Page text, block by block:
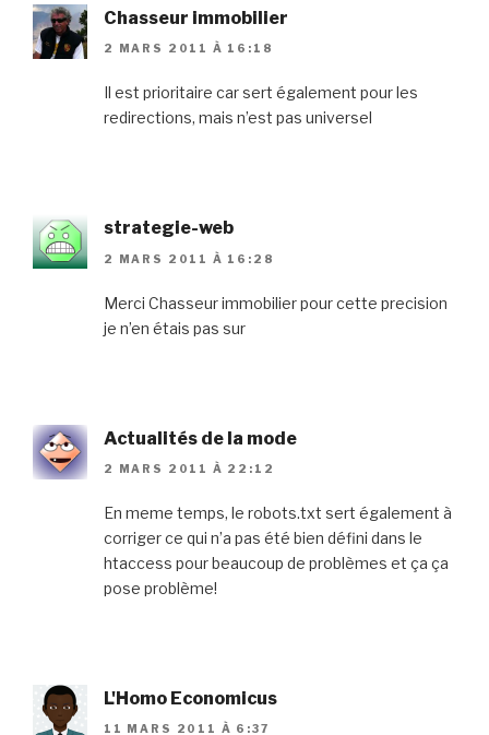
Chasseur immobilier
2 MARS 2011 À 16:18
Il est prioritaire car sert également pour les
redirections, mais n’est pas universel
strategie-web
2 MARS 2011 À 16:28
Merci Chasseur immobilier pour cette precision
je n’en étais pas sur
Actualités de la mode
2 MARS 2011 À 22:12
En meme temps, le robots.txt sert également à
corriger ce qui n’a pas été bien défini dans le
htaccess pour beaucoup de problèmes et ça ça
pose problème!
L'Homo Economicus
11 MARS 2011 À 6:37